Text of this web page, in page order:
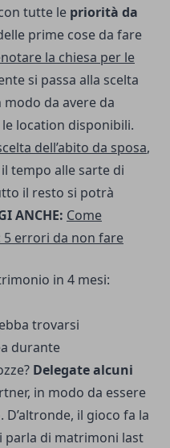
tutte le priorità da
prime cose da fare
la chiesa per le
si passa alla scelta
da avere da
location disponibili.
dell’abito da sposa,
tempo alle sarte di
il resto si potrà
ANCHE: Come
errori da non fare
in 4 mesi:
trovarsi
durante
Delegate alcuni
in modo da essere
il gioco fa la
di matrimoni last